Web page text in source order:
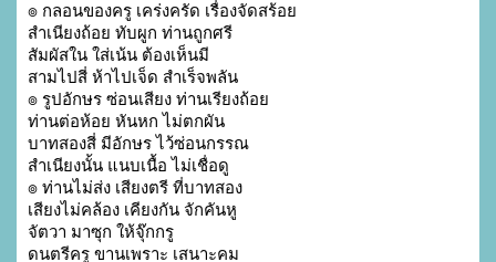
๏ กลอนของครู เคร่งครัด เรื่องจัดสร้อย
สำเนียงถ้อย ทับผูก ท่านถูกศรี
สัมผัสใน ใส่เน้น ต้องเห็นมี
สามไปสี่ ห้าไปเจ็ด สำเร็จพลัน
๏ รูปอักษร ซ่อนเสียง ท่านเรียงถ้อย
ท่านต่อห้อย หันหก ไม่ตกผัน
บาทสองสี่ มีอักษร ไว้ซ่อนกรรณ
สำเนียงนั้น แนบเนื้อ ไม่เชื่อดู
๏ ท่านไม่ส่ง เสียงตรี ที่บาทสอง
เสียงไม่คล้อง เคียงกัน จักคันหู
จัตวา มาซุก ให้จุ๊กกรู
ดนตรีครู ขานเพราะ เสนาะคม